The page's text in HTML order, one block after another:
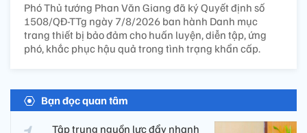
Phó Thủ tướng Phan Văn Giang đã ký Quyết định số
1508/QĐ-TTg ngày 7/8/2026 ban hành Danh mục
trang thiết bị bảo đảm cho huấn luyện, diễn tập, ứng
phó, khắc phục hậu quả trong tình trạng khẩn cấp.
Bạn đọc quan tâm
Tập trung nguồn lực đẩy nhanh